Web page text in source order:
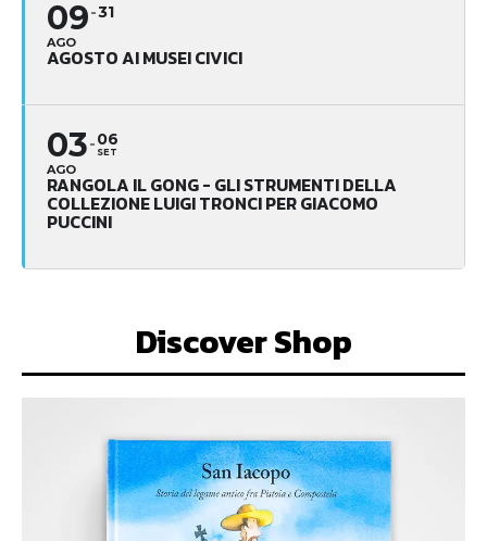
09
AGO
31
AGOSTO AI MUSEI CIVICI
03
AGO
06
SET
RANGOLA IL GONG - GLI STRUMENTI DELLA
COLLEZIONE LUIGI TRONCI PER GIACOMO
PUCCINI
Discover Shop